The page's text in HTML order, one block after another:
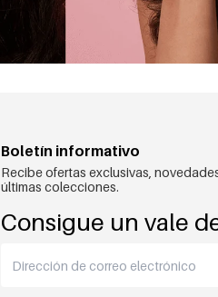
Boletín informativo
Recibe ofertas exclusivas,
últimas colecciones.
Consigue un vale